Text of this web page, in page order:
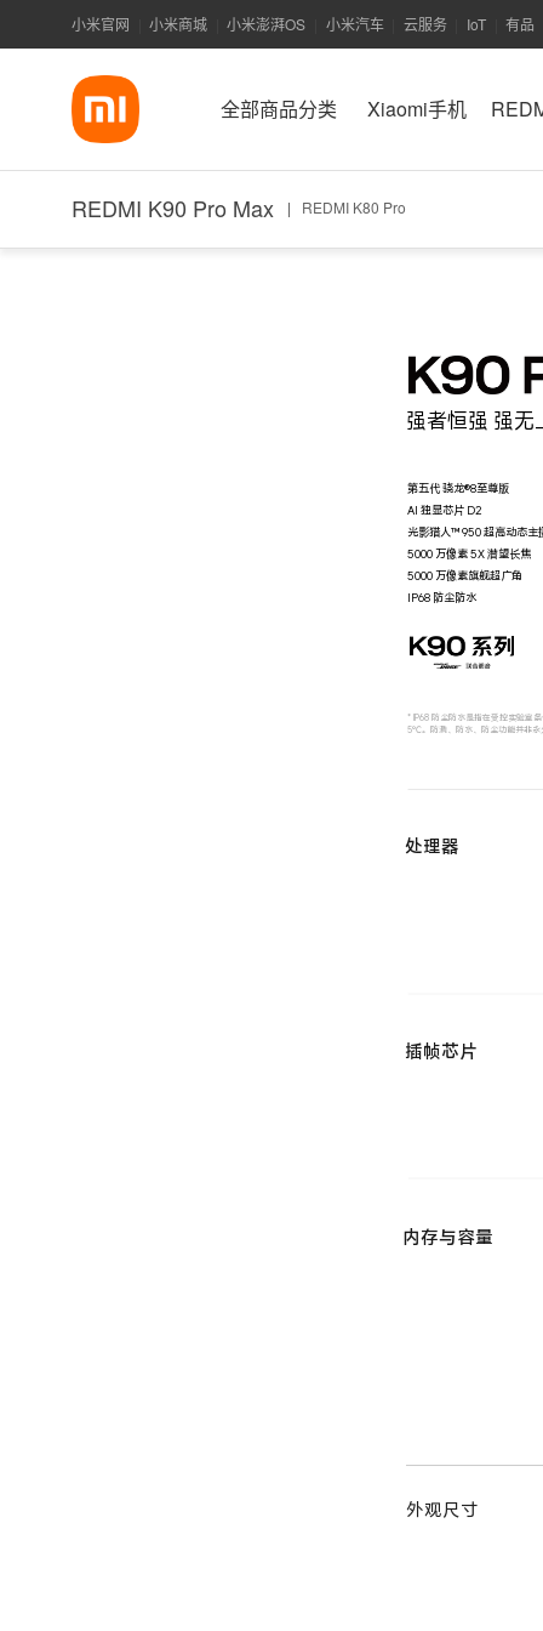
小米官网 小米商城 小米澎湃OS 小米汽车 云服务 IoT 有品
全部商品分类 Xiaomi手机
REDMI K90 Pro Max | REDMI K80 Pro
* IP68 防尘防水是指在受控实验室
5℃。防溅、防水、防尘功能并非永
第五代 骁龙®8至尊版
AI 独显芯片 D2
光影猎人™ 950 超高动态主
5000 万像素 5X 潜望长焦
5000 万像素旗舰超广角
IP68 防尘防水
强者恒强 强无
处理器
插帧芯片
内存与容量
外观尺寸